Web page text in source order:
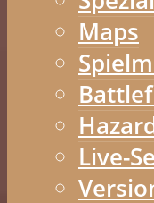
Maps
Live-